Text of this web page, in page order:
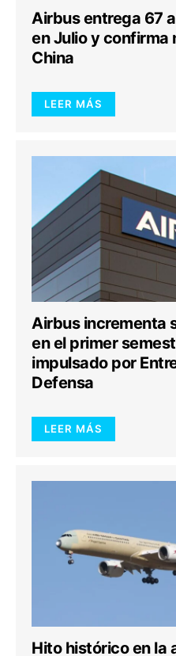
Airbus entrega 67
en Julio y confirma
China
LEER MÁS
Airbus incrementa
en el primer
impulsado por
Defensa
LEER MÁS
Hito histórico en la